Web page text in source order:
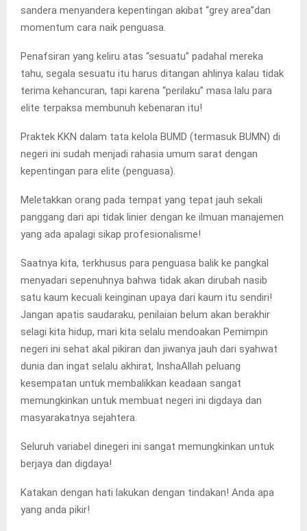
sandera menyandera kepentingan akibat “grey area”dan
momentum cara naik penguasa.
Penafsiran yang keliru atas “sesuatu” padahal mereka
tahu, segala sesuatu itu harus ditangan ahlinya kalau tidak
terima kehancuran, tapi karena “perilaku” masa lalu para
elite terpaksa membunuh kebenaran itu!
Praktek KKN dalam tata kelola BUMD (termasuk BUMN) di
negeri ini sudah menjadi rahasia umum sarat dengan
kepentingan para elite (penguasa).
Meletakkan orang pada tempat yang tepat jauh sekali
panggang dari api tidak linier dengan ke ilmuan manajemen
yang ada apalagi sikap profesionalisme!
Saatnya kita, terkhusus para penguasa balik ke pangkal
menyadari sepenuhnya bahwa tidak akan dirubah nasib
satu kaum kecuali keinginan upaya dari kaum itu sendiri!
Jangan apatis saudaraku, penilaian belum akan berakhir
selagi kita hidup, mari kita selalu mendoakan Pemimpin
negeri ini sehat akal pikiran dan jiwanya jauh dari syahwat
dunia dan ingat selalu akhirat, InshaAllah peluang
kesempatan untuk membalikkan keadaan sangat
memungkinkan untuk membuat negeri ini digdaya dan
masyarakatnya sejahtera.
Seluruh variabel dinegeri ini sangat memungkinkan untuk
berjaya dan digdaya!
Katakan dengan hati lakukan dengan tindakan! Anda apa
yang anda pikir!